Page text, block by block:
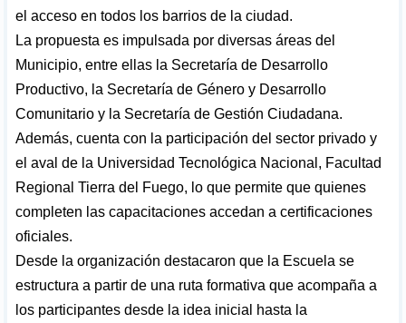
el acceso en todos los barrios de la ciudad.
La propuesta es impulsada por diversas áreas del
Municipio, entre ellas la Secretaría de Desarrollo
Productivo, la Secretaría de Género y Desarrollo
Comunitario y la Secretaría de Gestión Ciudadana.
Además, cuenta con la participación del sector privado y
el aval de la Universidad Tecnológica Nacional, Facultad
Regional Tierra del Fuego, lo que permite que quienes
completen las capacitaciones accedan a certificaciones
oficiales.
Desde la organización destacaron que la Escuela se
estructura a partir de una ruta formativa que acompaña a
los participantes desde la idea inicial hasta la